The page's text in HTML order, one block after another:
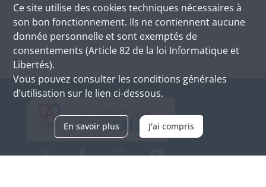
Ce site utilise des cookies techniques nécessaires à
son bon fonctionnement. Ils ne contiennent aucune
donnée personnelle et sont exemptés de
consentements (Article 82 de la loi Informatique et
Libertés).
Vous pouvez consulter les conditions générales
d’utilisation sur le lien ci-dessous.
En savoir plus J'ai compris